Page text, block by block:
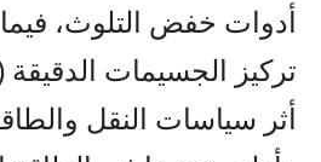
أدوات خفض التلوث، فيما
أثر سياسات النقل